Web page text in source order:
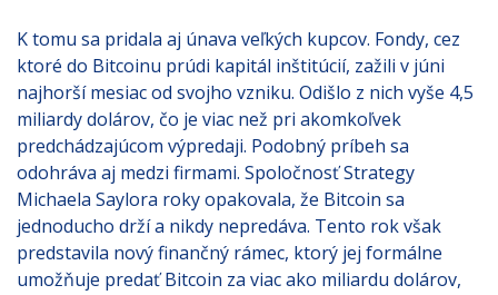
K tomu sa pridala aj únava veľkých kupcov. Fondy, cez
ktoré do Bitcoinu prúdi kapitál inštitúcií, zažili v júni
najhorší mesiac od svojho vzniku. Odišlo z nich vyše 4,5
miliardy dolárov, čo je viac než pri akomkoľvek
predchádzajúcom výpredaji. Podobný príbeh sa
odohráva aj medzi firmami. Spoločnosť Strategy
Michaela Saylora roky opakovala, že Bitcoin sa
jednoducho drží a nikdy nepredáva. Tento rok však
predstavila nový finančný rámec, ktorý jej formálne
umožňuje predať Bitcoin za viac ako miliardu dolárov,